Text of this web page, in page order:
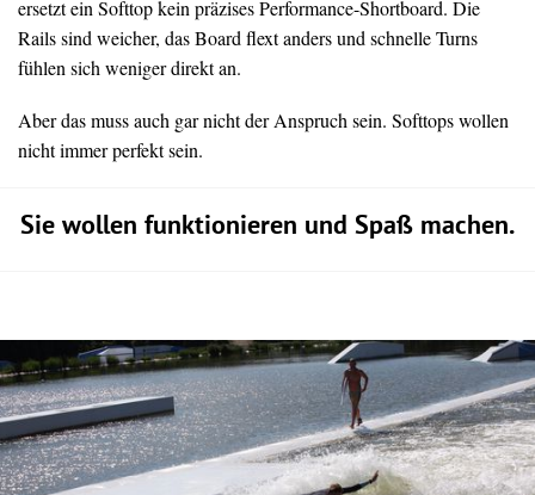
ersetzt ein Softtop kein präzises Performance-Shortboard. Die
Rails sind weicher, das Board flext anders und schnelle Turns
fühlen sich weniger direkt an.
Aber das muss auch gar nicht der Anspruch sein. Softtops wollen
nicht immer perfekt sein.
Sie wollen funktionieren und Spaß machen.